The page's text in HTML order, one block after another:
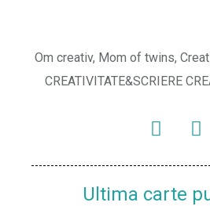
Om creativ, Mom of twins,
CREATIVITATE&SCRIERE
Ultima carte